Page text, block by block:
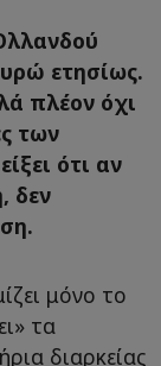
ετησίως.
πλέον όχι
των
ότι αν
δεν
μόνο το
τα
διαρκείας